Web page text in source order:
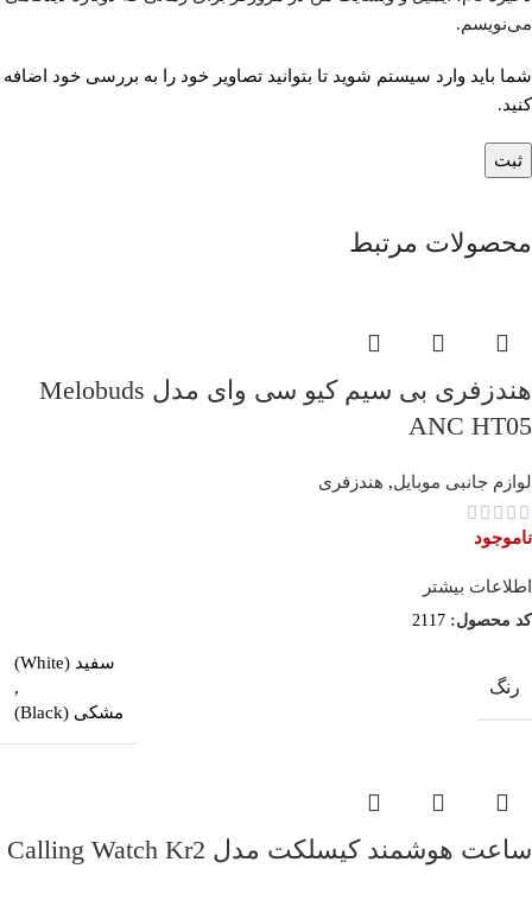
می‌نویسم.
شما باید وارد سیستم شوید تا بتوانید تصاویر خود را به بررسی خود اضافه
کنید.
محصولات مرتبط
هندزفری بی سیم کیو سی وای مدل Melobuds
ANC HT05
لوازم جانبی موبایل, هندزفری
ناموجود
اطلاعات بیشتر
کد محصول: 2117
رنگ
سفید (White)
,
مشکی (Black)
ساعت هوشمند کیسلکت مدل Calling Watch Kr2